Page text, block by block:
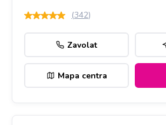
(342)
Zavolat
Mapa centra